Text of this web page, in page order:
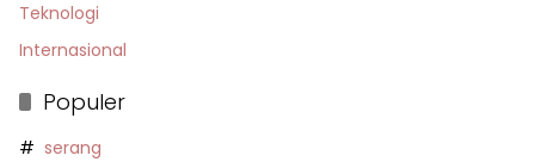
Teknologi
Internasional
Populer
serang